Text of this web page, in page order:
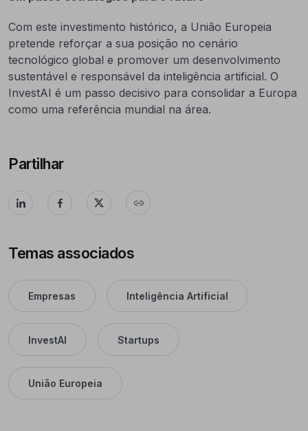
Com este investimento histórico, a União Europeia
pretende reforçar a sua posição no cenário
tecnológico global e promover um desenvolvimento
sustentável e responsável da inteligência artificial. O
InvestAI é um passo decisivo para consolidar a Europa
como uma referência mundial na área.
Partilhar
Temas associados
Empresas Inteligência Artificial
InvestAI Startups
União Europeia